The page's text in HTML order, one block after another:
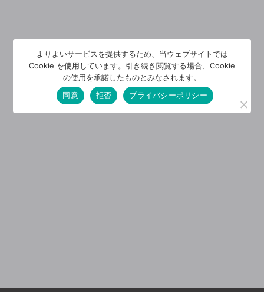
よりよいサービスを提供するため、当ウェブサイトでは
Cookie を使用しています。引き続き閲覧する場合、Cookie
の使用を承諾したものとみなされます。
同意
拒否 プライバシーポリシー